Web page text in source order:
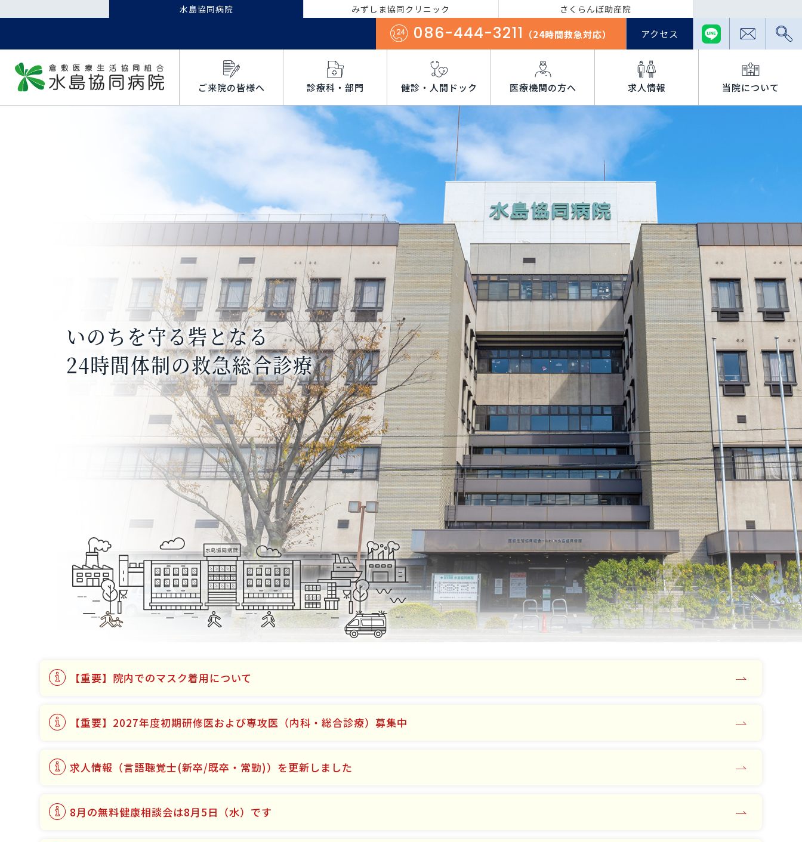
水島協同病院 みずしま協同クリニック さくらんぼ助産院
086-444-3211 （24時間救急対応） アクセス
ご来院の皆様へ 診療科・部門 健診・人間ドック 医療機関の方へ 求人情報 当院について
医療にかかる道がある
無料低額診療事業
いつでも、だれもが
安心してかかれる医療を
いのちを守る砦となる
24時間体制の救急総合診療
理想の時間を提供する
73床の大規模透析センター
【重要】院内でのマスク着用について
【重要】2027年度初期研修医および専攻医（内科・総合診療）募集中
求人情報（言語聴覚士(新卒/既卒・常勤)）を更新しました
8月の無料健康相談会は8月5日（水）です